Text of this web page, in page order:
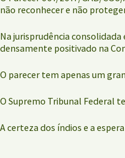
não reconhecer e não
Na jurisprudência consolidada
densamente positivado na
O parecer tem apenas um
O Supremo Tribunal Federal
A certeza dos índios e a